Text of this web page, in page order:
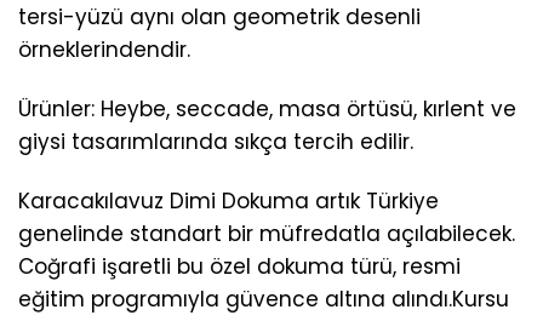
tersi-yüzü aynı olan geometrik desenli
örneklerindendir.
Ürünler: Heybe, seccade, masa örtüsü, kırlent ve
giysi tasarımlarında sıkça tercih edilir.
Karacakılavuz Dimi Dokuma artık Türkiye
genelinde standart bir müfredatla açılabilecek.
Coğrafi işaretli bu özel dokuma türü, resmi
eğitim programıyla güvence altına alındı.Kursu